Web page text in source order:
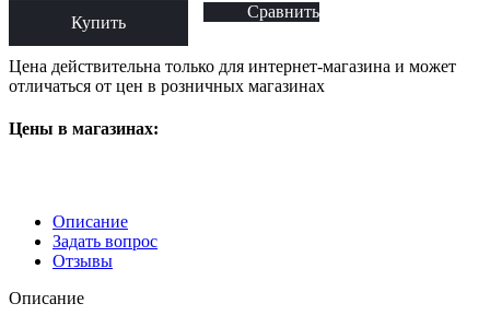
Купить
Сравнить
Цена действительна только для интернет-магазина и может
отличаться от цен в розничных магазинах
Цены в магазинах:
Описание
Задать вопрос
Отзывы
Описание